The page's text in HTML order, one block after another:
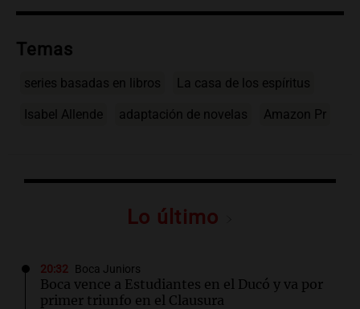
Temas
series basadas en libros La casa de los espíritus
Isabel Allende adaptación de novelas Amazon Pr
Lo último
20:32 Boca Juniors
Boca vence a Estudiantes en el Ducó y va por
primer triunfo en el Clausura